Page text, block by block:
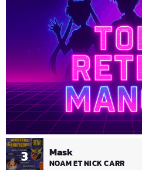
3 Mask
NOAM ET NICK CARR